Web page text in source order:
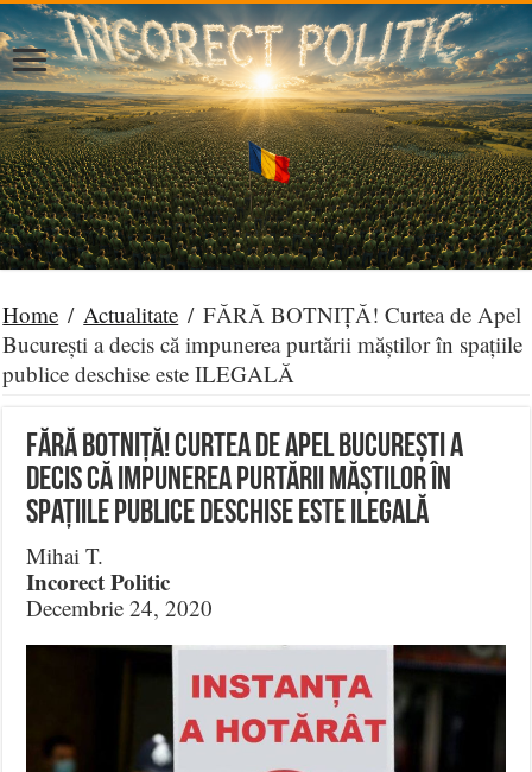
Home / Actualitate / FĂRĂ BOTNIȚĂ! Curtea de Apel
București a decis că impunerea purtării măștilor în spațiile
publice deschise este ILEGALĂ
FĂRĂ BOTNIȚĂ! Curtea de Apel București a
decis că impunerea purtării măștilor în
spațiile publice deschise este ILEGALĂ
Mihai T.
Incorect Politic
Decembrie 24, 2020